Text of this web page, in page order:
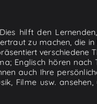
hilft den
zu machen, die in
verschiedene
Englisch hören nach
auch Ihre
Filme usw.